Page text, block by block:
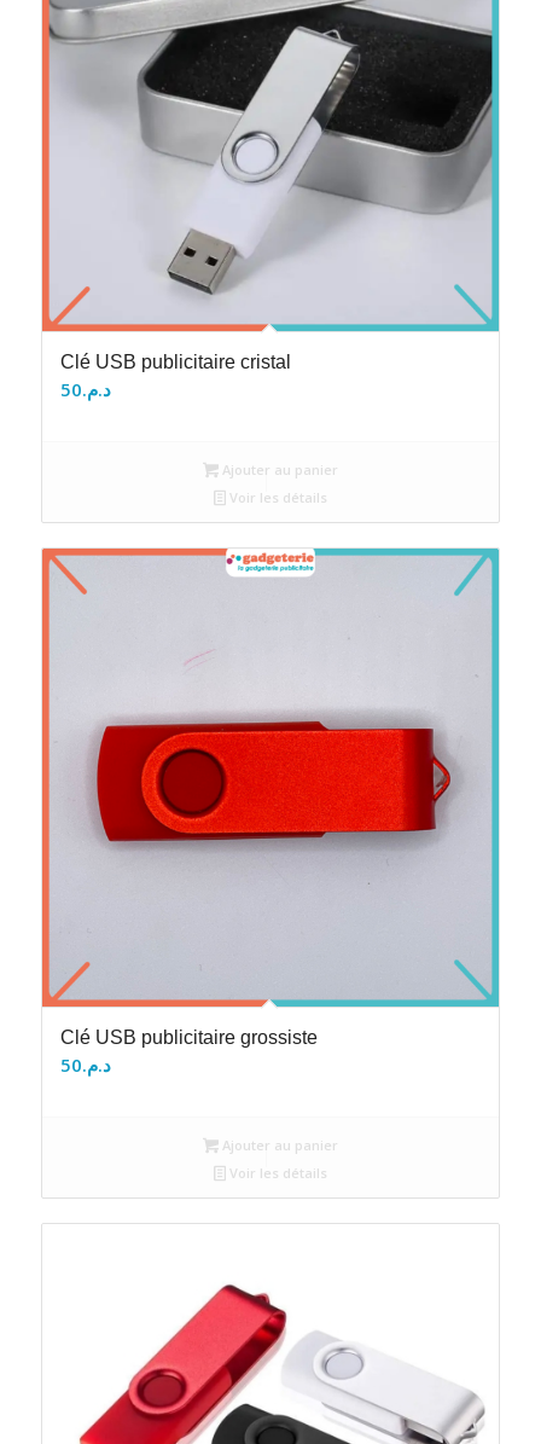
Clé USB publicitaire cristal
د.م.50
Ajouter au panier
Voir les détails
Clé USB publicitaire grossiste
د.م.50
Ajouter au panier
Voir les détails